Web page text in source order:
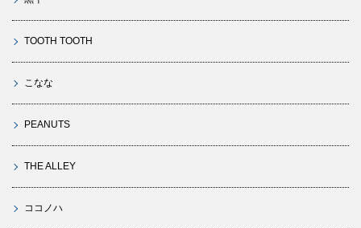
TOOTH TOOTH
こなな
PEANUTS
THE ALLEY
ココノハ